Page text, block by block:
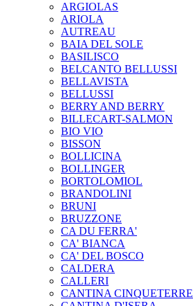
ARGIOLAS
ARIOLA
AUTREAU
BAIA DEL SOLE
BASILISCO
BELCANTO BELLUSSI
BELLAVISTA
BELLUSSI
BERRY AND BERRY
BILLECART-SALMON
BIO VIO
BISSON
BOLLICINA
BOLLINGER
BORTOLOMIOL
BRANDOLINI
BRUNI
BRUZZONE
CA DU FERRA'
CA' BIANCA
CA' DEL BOSCO
CALDERA
CALLERI
CANTINA CINQUETERRE